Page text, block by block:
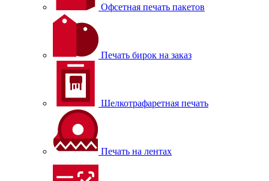
Офсетная печать пакетов
Печать бирок на заказ
Шелкотрафаретная печать
Печать на лентах